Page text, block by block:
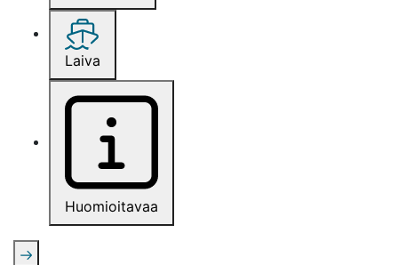
Laiva
Huomioitavaa